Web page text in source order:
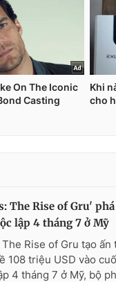
The Rise of Gru'
lập 4 tháng 7 ở Mỹ
Rise of Gru tạo
108 triệu USD vào
4 tháng 7 ở Mỹ, bộ